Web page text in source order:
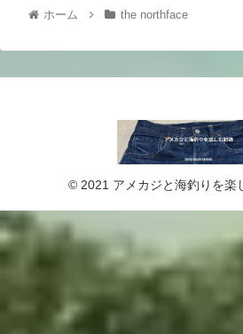
ホーム the northface
© 2021 アメカジと海釣りを楽